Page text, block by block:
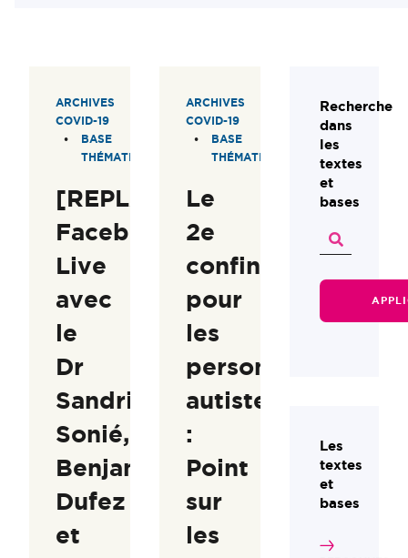
ARCHIVES
COVID-19
BASE
THÉMATIQUE
[REPLAY]
Facebook
Live
avec
le
Dr
Sandrine
Sonié,
Benjamin
Dufez
et
ARCHIVES
COVID-19
BASE
THÉMATIQUE
Le
2e
confinement
pour
les
personnes
autistes
:
Point
sur
les
Recherche
dans
les
textes
et
bases
Les
textes
et
bases